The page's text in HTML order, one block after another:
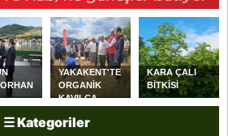
YAKAKENT'TE
ORGANİK
KAVILCA
HASADI
KARA ÇALI
BİTKİSİ
☰ Kategoriler